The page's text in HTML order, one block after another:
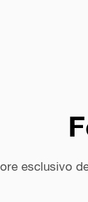
esclusivo